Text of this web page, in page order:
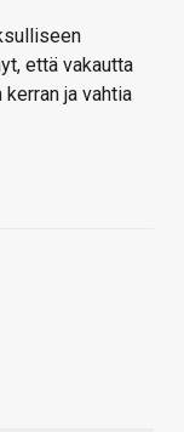
että vakautta
ja vahtia